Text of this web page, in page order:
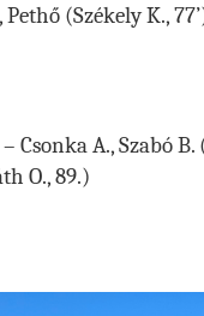
(Székely K.,
A., Szabó
O., 89.)